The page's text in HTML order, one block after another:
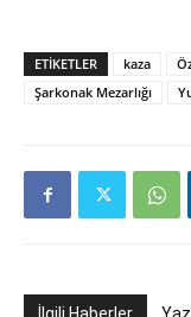
ETIKETLER kaza
Şarkonak Mezarlığı